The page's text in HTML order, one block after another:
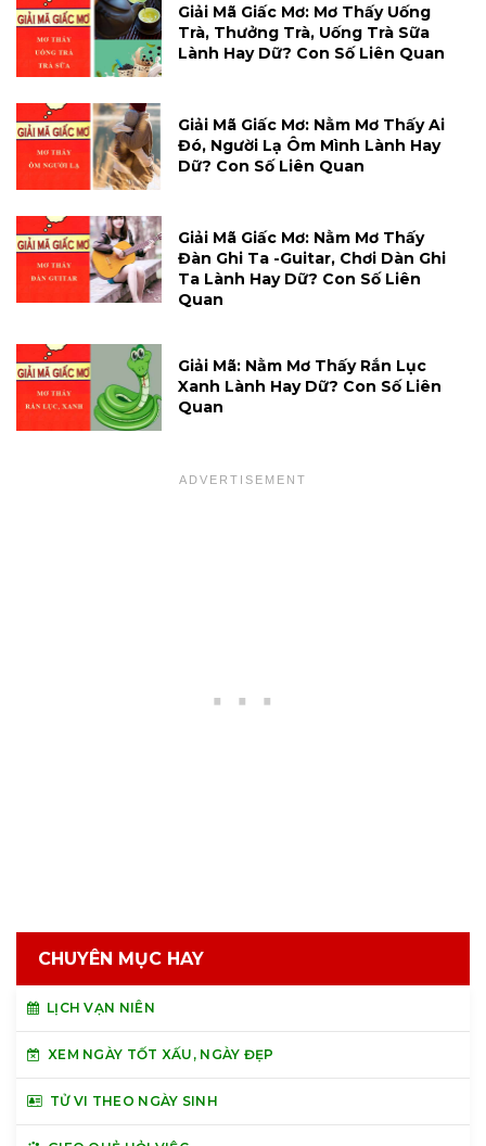
Giải Mã Giấc Mơ: Mơ Thấy Uống
Trà, Thưởng Trà, Uống Trà Sữa
Lành Hay Dữ? Con Số Liên Quan
Giải Mã Giấc Mơ: Nằm Mơ Thấy Ai
Đó, Người Lạ Ôm Mình Lành Hay
Dữ? Con Số Liên Quan
Giải Mã Giấc Mơ: Nằm Mơ Thấy
Đàn Ghi Ta -guitar, Chơi Dàn Ghi
Ta Lành Hay Dữ? Con Số Liên
Quan
Giải Mã: Nằm Mơ Thấy Rắn Lục
Xanh Lành Hay Dữ? Con Số Liên
Quan
CHUYÊN MỤC HAY
LỊCH VẠN NIÊN
XEM NGÀY TỐT XẤU, NGÀY ĐẸP
TỬ VI THEO NGÀY SINH